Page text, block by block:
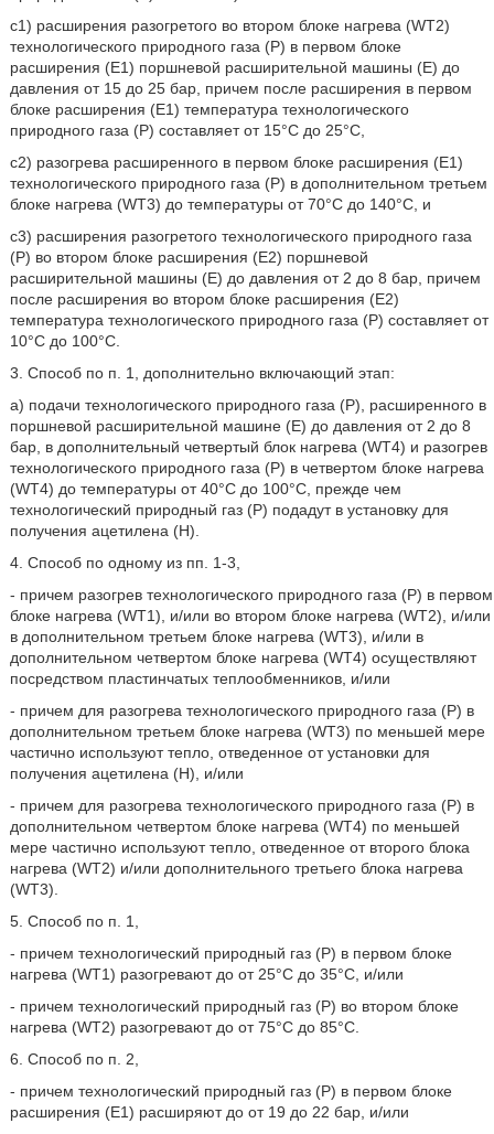
с1) расширения разогретого во втором блоке нагрева (WT2)
технологического природного газа (Р) в первом блоке
расширения (Е1) поршневой расширительной машины (Е) до
давления от 15 до 25 бар, причем после расширения в первом
блоке расширения (Е1) температура технологического
природного газа (Р) составляет от 15°С до 25°С,
с2) разогрева расширенного в первом блоке расширения (Е1)
технологического природного газа (Р) в дополнительном третьем
блоке нагрева (WT3) до температуры от 70°С до 140°С, и
с3) расширения разогретого технологического природного газа
(Р) во втором блоке расширения (Е2) поршневой
расширительной машины (Е) до давления от 2 до 8 бар, причем
после расширения во втором блоке расширения (Е2)
температура технологического природного газа (Р) составляет от
10°С до 100°С.
3. Способ по п. 1, дополнительно включающий этап:
а) подачи технологического природного газа (Р), расширенного в
поршневой расширительной машине (Е) до давления от 2 до 8
бар, в дополнительный четвертый блок нагрева (WT4) и разогрев
технологического природного газа (Р) в четвертом блоке нагрева
(WT4) до температуры от 40°С до 100°С, прежде чем
технологический природный газ (Р) подадут в установку для
получения ацетилена (Н).
4. Способ по одному из пп. 1-3,
- причем разогрев технологического природного газа (Р) в первом
блоке нагрева (WT1), и/или во втором блоке нагрева (WT2), и/или
в дополнительном третьем блоке нагрева (WT3), и/или в
дополнительном четвертом блоке нагрева (WT4) осуществляют
посредством пластинчатых теплообменников, и/или
- причем для разогрева технологического природного газа (Р) в
дополнительном третьем блоке нагрева (WT3) по меньшей мере
частично используют тепло, отведенное от установки для
получения ацетилена (Н), и/или
- причем для разогрева технологического природного газа (Р) в
дополнительном четвертом блоке нагрева (WT4) по меньшей
мере частично используют тепло, отведенное от второго блока
нагрева (WT2) и/или дополнительного третьего блока нагрева
(WT3).
5. Способ по п. 1,
- причем технологический природный газ (Р) в первом блоке
нагрева (WT1) разогревают до от 25°С до 35°С, и/или
- причем технологический природный газ (Р) во втором блоке
нагрева (WT2) разогревают до от 75°С до 85°С.
6. Способ по п. 2,
- причем технологический природный газ (Р) в первом блоке
расширения (Е1) расширяют до от 19 до 22 бар, и/или